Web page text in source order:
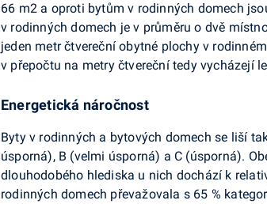
66 m2 a oproti bytům v rodinných domech
v rodinných domech je v průměru o dvě
jeden metr čtvereční obytné plochy v
v přepočtu na metry čtvereční tedy vycházejí
Energetická náročnost
Byty v rodinných a bytových domech se liší
úsporná), B (velmi úsporná) a C (úsporná).
dlouhodobého hlediska u nich dochází k
rodinných domech převažovala s 65 %